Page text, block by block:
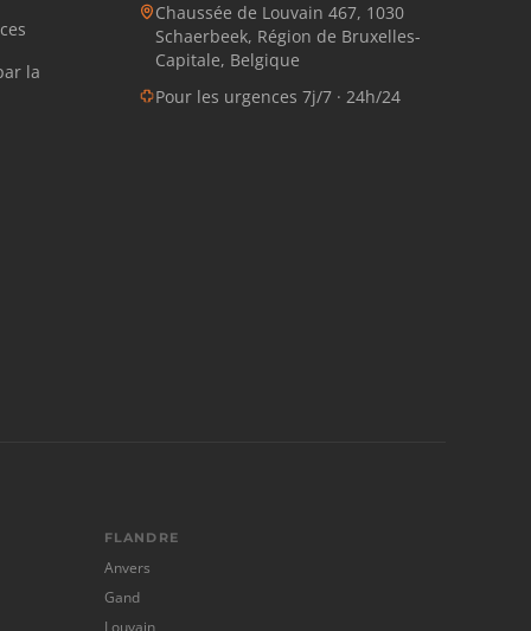
la
Chaussée de Louvain 467, 1030
Schaerbeek, Région de Bruxelles-
Capitale, Belgique
Pour les urgences 7j/7 · 24h/24
FLANDRE
Anvers
Gand
Louvain